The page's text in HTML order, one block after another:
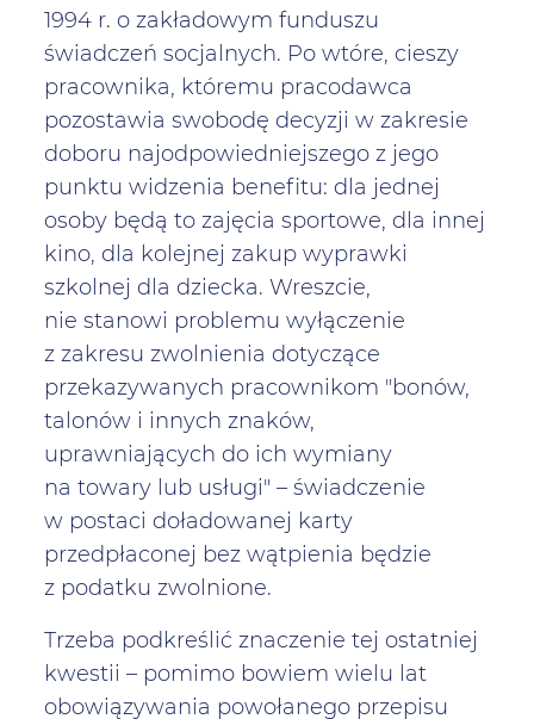
1994 r. o zakładowym funduszu
świadczeń socjalnych. Po wtóre, cieszy
pracownika, któremu pracodawca
pozostawia swobodę decyzji w zakresie
doboru najodpowiedniejszego z jego
punktu widzenia benefitu: dla jednej
osoby będą to zajęcia sportowe, dla innej
kino, dla kolejnej zakup wyprawki
szkolnej dla dziecka. Wreszcie,
nie stanowi problemu wyłączenie
z zakresu zwolnienia dotyczące
przekazywanych pracownikom "bonów,
talonów i innych znaków,
uprawniających do ich wymiany
na towary lub usługi" – świadczenie
w postaci doładowanej karty
przedpłaconej bez wątpienia będzie
z podatku zwolnione.
Trzeba podkreślić znaczenie tej ostatniej
kwestii – pomimo bowiem wielu lat
obowiązywania powołanego przepisu